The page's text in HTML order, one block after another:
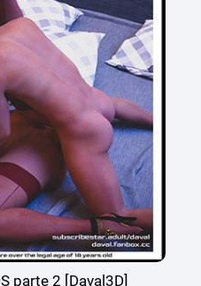
parte 2 [Daval3D]